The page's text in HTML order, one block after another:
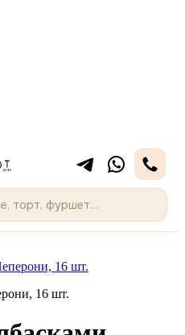
16 шт.